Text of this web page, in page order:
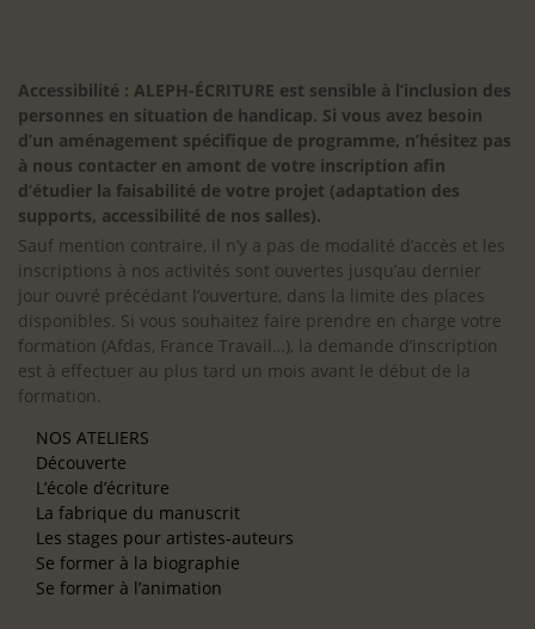
Accessibilité : ALEPH-ÉCRITURE est sensible à l’inclusion des
personnes en situation de handicap. Si vous avez besoin
d’un aménagement spécifique de programme, n’hésitez pas
à nous contacter en amont de votre inscription afin
d’étudier la faisabilité de votre projet (adaptation des
supports, accessibilité de nos salles).
Sauf mention contraire, il n’y a pas de modalité d’accès et les
inscriptions à nos activités sont ouvertes jusqu’au dernier
jour ouvré précédant l’ouverture, dans la limite des places
disponibles. Si vous souhaitez faire prendre en charge votre
formation (Afdas, France Travail…), la demande d’inscription
est à effectuer au plus tard un mois avant le début de la
formation.
NOS ATELIERS
Découverte
L’école d’écriture
La fabrique du manuscrit
Les stages pour artistes-auteurs
Se former à la biographie
Se former à l’animation